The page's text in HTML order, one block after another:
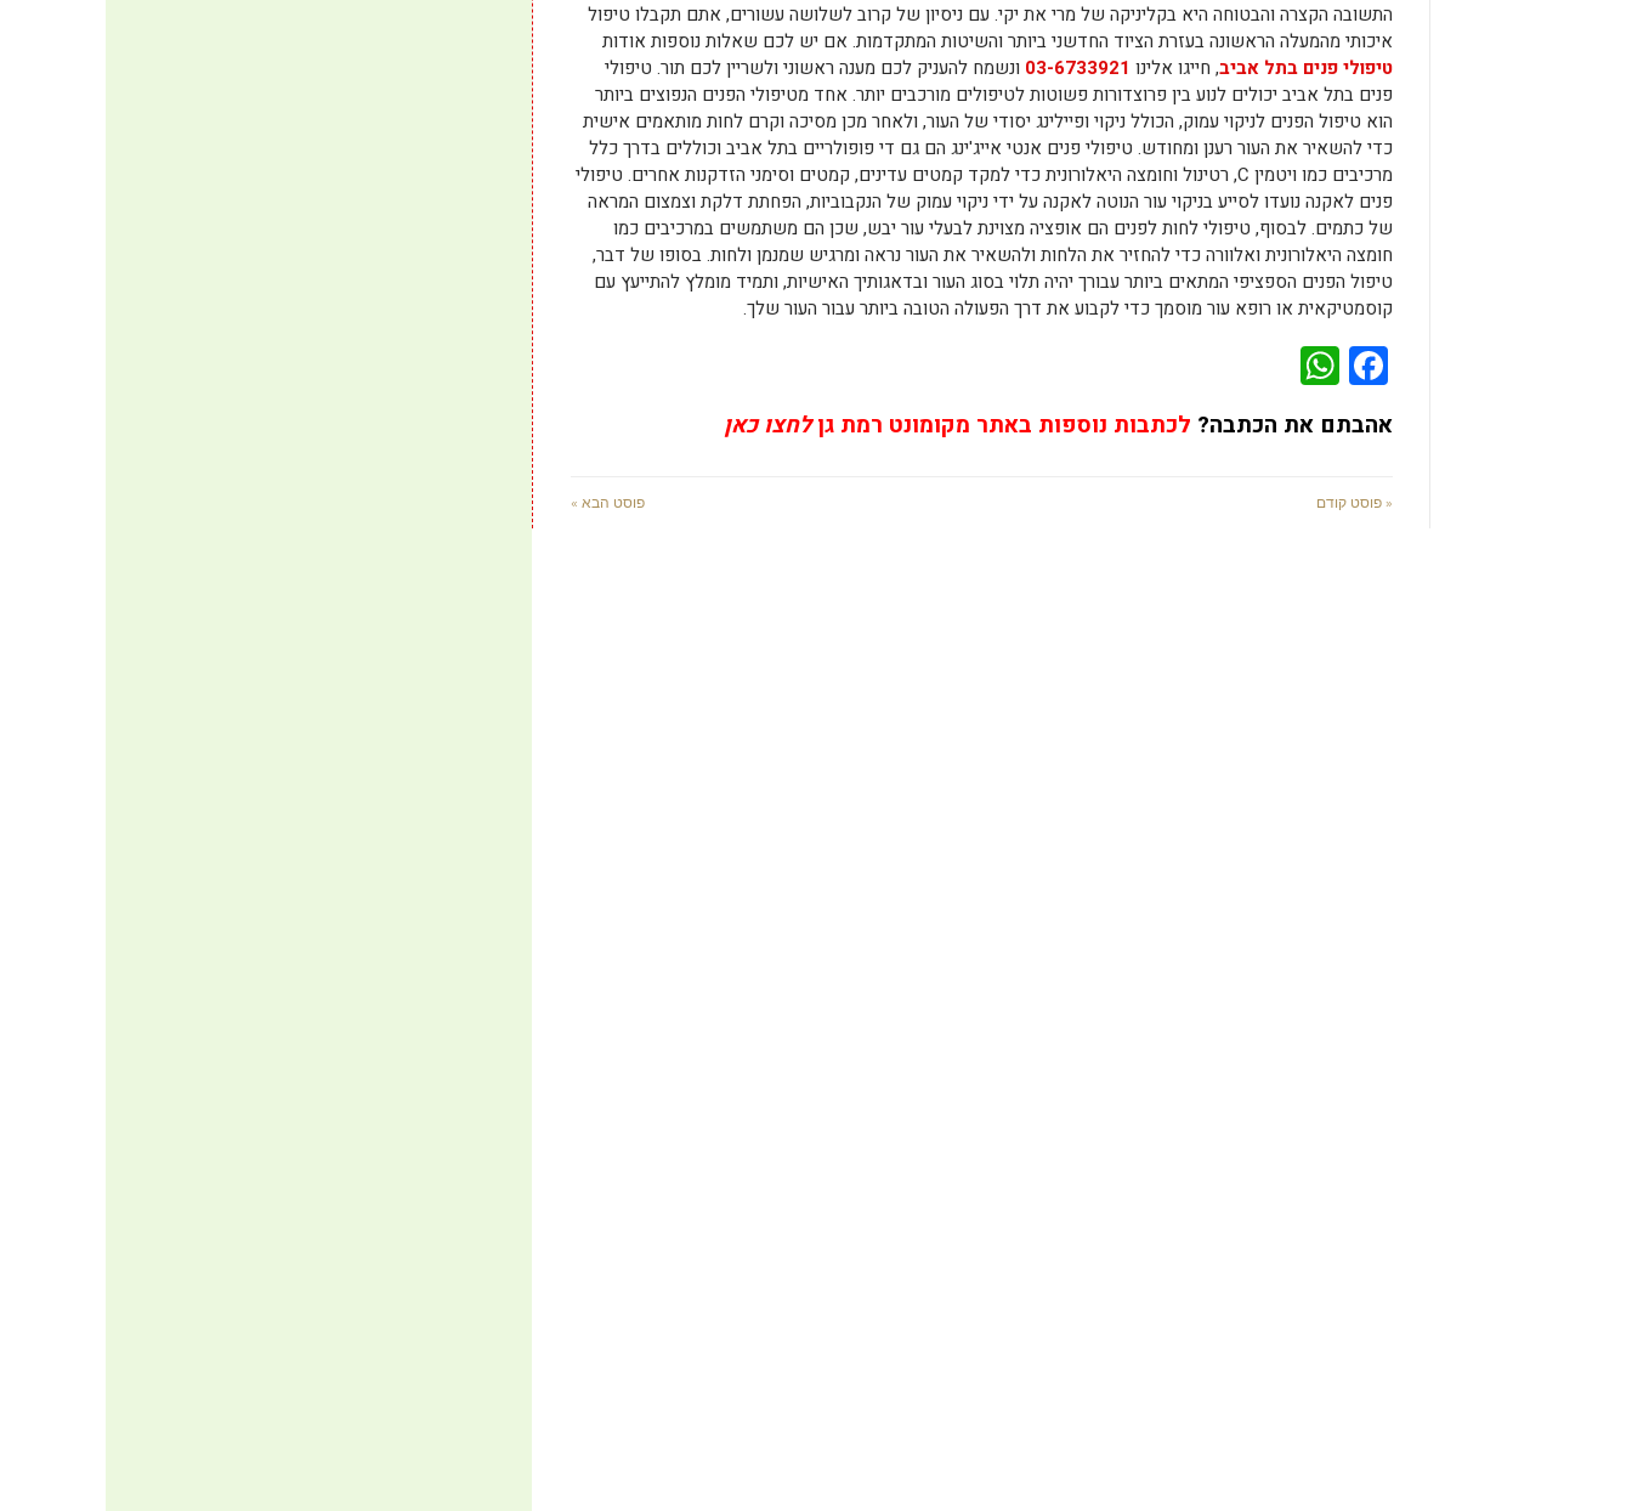
התשובה הקצרה והבטוחה היא בקליניקה של מרי את יקי. עם ניסיון של קרוב לשלושה עשורים, אתם תקבלו טיפול
איכותי מהמעלה הראשונה בעזרת הציוד החדשני ביותר והשיטות המתקדמות. אם יש לכם שאלות נוספות אודות
טיפולי פנים בתל אביב, חייגו אלינו 03-6733921 ונשמח להעניק לכם מענה ראשוני ולשריין לכם תור. טיפולי
פנים בתל אביב יכולים לנוע בין פרוצדורות פשוטות לטיפולים מורכבים יותר. אחד מטיפולי הפנים הנפוצים ביותר
הוא טיפול הפנים לניקוי עמוק, הכולל ניקוי ופיילינג יסודי של העור, ולאחר מכן מסיכה וקרם לחות מותאמים אישית
כדי להשאיר את העור רענן ומחודש. טיפולי פנים אנטי אייג'ינג הם גם די פופולריים בתל אביב וכוללים בדרך כלל
מרכיבים כמו ויטמין C, רטינול וחומצה היאלורונית כדי למקד קמטים עדינים, קמטים וסימני הזדקנות אחרים. טיפולי
פנים לאקנה נועדו לסייע בניקוי עור הנוטה לאקנה על ידי ניקוי עמוק של הנקבוביות, הפחתת דלקת וצמצום המראה
של כתמים. לבסוף, טיפולי לחות לפנים הם אופציה מצוינת לבעלי עור יבש, שכן הם משתמשים במרכיבים כמו
חומצה היאלורונית ואלוורה כדי להחזיר את הלחות ולהשאיר את העור נראה ומרגיש שמנמן ולחות. בסופו של דבר,
טיפול הפנים הספציפי המתאים ביותר עבורך יהיה תלוי בסוג העור ובדאגותיך האישיות, ותמיד מומלץ להתייעץ עם
קוסמטיקאית או רופא עור מוסמך כדי לקבוע את דרך הפעולה הטובה ביותר עבור העור שלך.
Facebook
אהבתם את הכתבה? לכתבות נוספות באתר מקומונט רמת גןלחצו כאן
« פוסט קודם פוסט הבא »